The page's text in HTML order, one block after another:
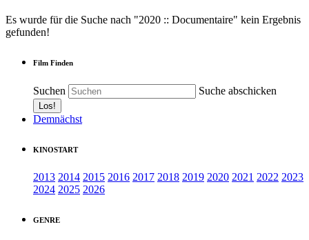
Es wurde für die Suche nach "2020 :: Documentaire" kein Ergebnis
gefunden!
Film Finden
Suchen Suche abschicken
Demnächst
KINOSTART
2013 2014 2015 2016 2017 2018 2019 2020 2021 2022 2023
2024 2025 2026
GENRE